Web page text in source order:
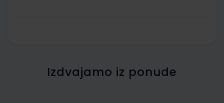
Izdvajamo iz ponude